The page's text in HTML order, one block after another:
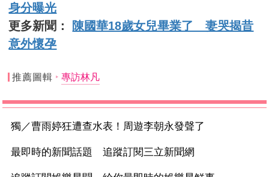
身分曝光
更多新聞：
陳國華18歲女兒畢業了 妻哭揭昔
意外懷孕
推薦圖輯 專訪林凡
獨／曹雨婷狂遭查水表！周遊李朝永發聲了
最即時的新聞話題 追蹤訂閱三立新聞網